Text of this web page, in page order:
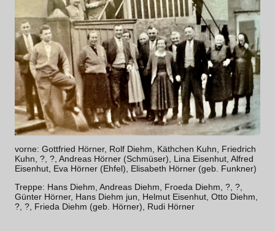
vorne: Gottfried Hörner, Rolf Diehm, Käthchen Kuhn, Friedrich
Kuhn, ?, ?, Andreas Hörner (Schmüser), Lina Eisenhut, Alfred
Eisenhut, Eva Hörner (Ehfel), Elisabeth Hörner (geb. Funkner)
Treppe: Hans Diehm, Andreas Diehm, Froeda Diehm, ?, ?,
Günter Hörner, Hans Diehm jun, Helmut Eisenhut, Otto Diehm,
?, ?, Frieda Diehm (geb. Hörner), Rudi Hörner